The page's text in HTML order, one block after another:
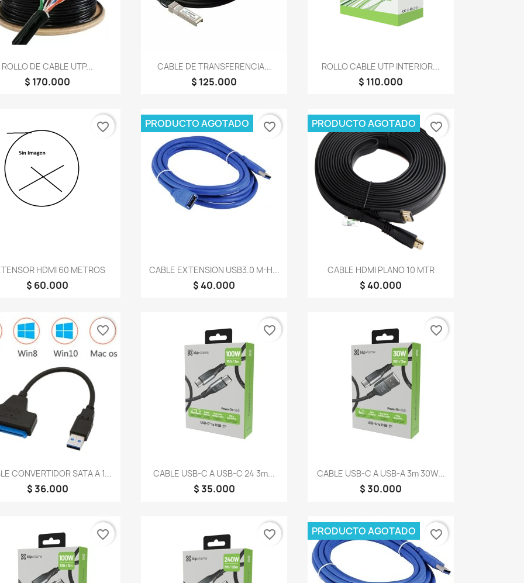
Vista rápida
ROLLO DE CABLE UTP...
$ 170.000
Vista rápida
CABLE DE TRANSFERENCIA...
$ 125.000
Vista rápida
ROLLO CABLE UTP INTERIOR...
$ 110.000
Vista rápida
HDMI 60 METROS
$ 60.000
favorite_border
Vista rápida
CABLE EXTENSION USB3.0 M-H...
$ 40.000
PRODUCTO AGOTADO favorite_border
Vista rápida
CABLE HDMI PLANO 10 MTR
$ 40.000
PRODUCTO AGOTADO favorite_border
Vista rápida
CONVERTIDOR SATA A 1...
$ 36.000
favorite_border
Vista rápida
CABLE USB-C A USB-C 24 3m...
$ 35.000
favorite_border
Vista rápida
CABLE USB-C A USB-A 3m 30W...
$ 30.000
favorite_border
favorite_border favorite_border PRODUCTO AGOTADO favorite_border